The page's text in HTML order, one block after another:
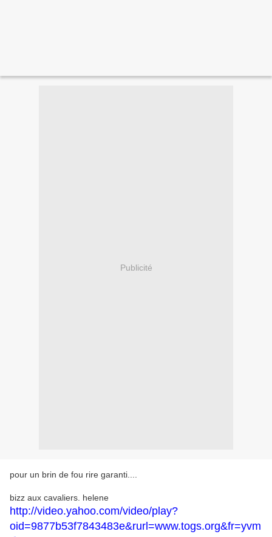
Publicité
pour un brin de fou rire garanti....
bizz aux cavaliers. helene
http://video.yahoo.com/video/play?
oid=9877b53f7843483e&rurl=www.togs.org&fr=yvm